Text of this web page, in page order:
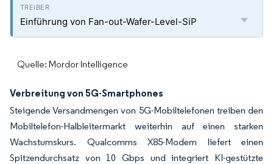
Einführung von Fan-out-Wafer-Level-SiP
Quelle: Mordor Intelligence
Verbreitung von 5G-Smartphones
Steigende Versandmengen von 5G-Mobiltelefonen treiben den
Mobiltelefon-Halbleitermarkt weiterhin auf einen starken
Wachstumskurs. Qualcomms X85-Modem liefert einen
Spitzendurchsatz von 10 Gbps und integriert KI-gestützte